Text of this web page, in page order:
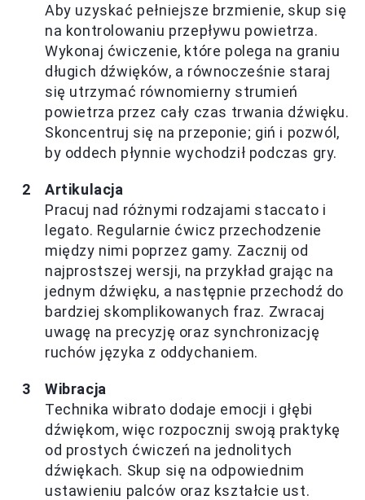
Aby uzyskać pełniejsze brzmienie, skup się
na kontrolowaniu przepływu powietrza.
Wykonaj ćwiczenie, które polega na graniu
długich dźwięków, a równocześnie staraj
się utrzymać równomierny strumień
powietrza przez cały czas trwania dźwięku.
Skoncentruj się na przeponie; giń i pozwól,
by oddech płynnie wychodził podczas gry.
Artikulacja
Pracuj nad różnymi rodzajami staccato i
legato. Regularnie ćwicz przechodzenie
między nimi poprzez gamy. Zacznij od
najprostszej wersji, na przykład grając na
jednym dźwięku, a następnie przechodź do
bardziej skomplikowanych fraz. Zwracaj
uwagę na precyzję oraz synchronizację
ruchów języka z oddychaniem.
Wibracja
Technika wibrato dodaje emocji i głębi
dźwiękom, więc rozpocznij swoją praktykę
od prostych ćwiczeń na jednolitych
dźwiękach. Skup się na odpowiednim
ustawieniu palców oraz kształcie ust.